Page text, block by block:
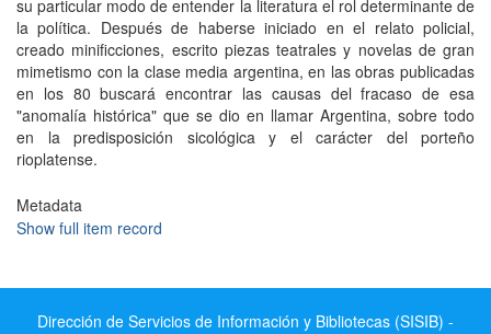
su particular modo de entender la literatura el rol determinante de
la polí­tica. Después de haberse iniciado en el relato policial,
creado minificciones, escrito piezas teatrales y novelas de gran
mimetismo con la clase media argentina, en las obras publicadas
en los 80 buscará encontrar las causas del fracaso de esa
"anomalí­a histórica" que se dio en llamar Argentina, sobre todo
en la predisposición sicológica y el carácter del porteño
rioplatense.
Metadata
Show full item record
Dirección de Servicios de Información y Bibliotecas (SISIB) -